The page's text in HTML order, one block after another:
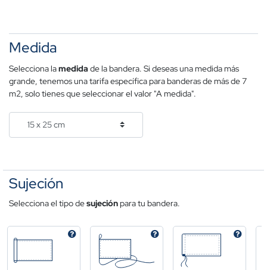
Medida
Selecciona lamedida de la bandera. Si deseas una medida más
grande, tenemos una tarifa específica para banderas de más de 7
m2, solo tienes que seleccionar el valor "A medida".
Sujeción
Selecciona el tipo desujeciónpara tu bandera.